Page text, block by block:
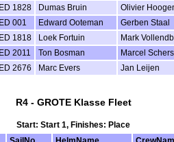
1828 Dumas Bruin Olivier
001 Edward Ooteman Gerben Staal
1818 Loek Fortuin Mark
2011 Ton Bosman Marcel Schers
2676 Marc Evers Jan Leijen
R4 - GROTE Klasse Fleet
Start: Start 1, Finishes: Place